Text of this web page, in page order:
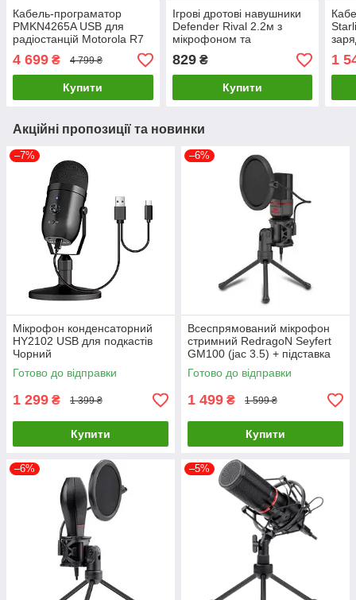
Кабель-програматор
PMKN4265A USB для
радіостанцій Motorola R7
4 699 ₴ 4 799 ₴
Купити
Ігрові дротові навушники
Defender Rival 2.2м з
мікрофоном та
підсвічуванням (Чорний)
829₴
Купити
1
Акційні пропозиції та новинки
–7%
Мікрофон конденсаторний
HY2102 USB для подкастів
Чорний
Готово до відправки
1 299 ₴ 1 399 ₴
Купити
–6%
Всеспрямований мікрофон
стримний RedragoN Seyfert
GM100 (jac 3.5) + підставка
кабель 1.8м
Готово до відправки
1 499 ₴ 1 599 ₴
Купити
–6% –5%